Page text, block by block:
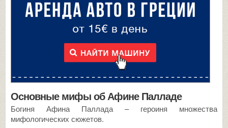
Основные мифы об Афине Палладе
Богиня Афина Паллада – героиня множества
мифологических сюжетов.